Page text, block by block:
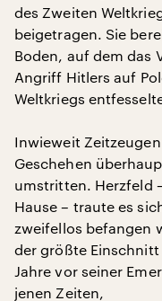
des Zweiten
beigetragen. Sie
Boden, auf dem das
Angriff Hitlers auf
Weltkriegs
Inwieweit
Geschehen
umstritten. Herzfeld
Hause – traute es
zweifellos befangen
der größte
Jahre vor seiner
jenen Zeiten,